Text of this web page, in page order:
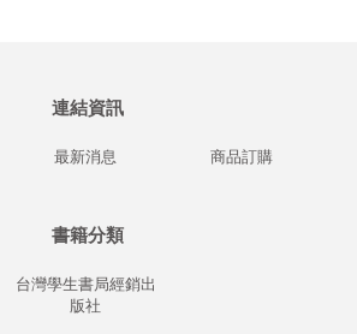
連結資訊
最新消息
商品訂購
書籍分類
台灣學生書局經銷出
版社